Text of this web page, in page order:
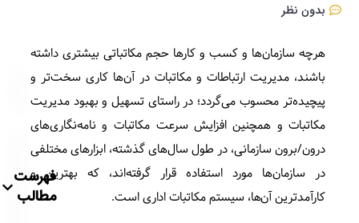
بدون نظر
هرچه سازمان‌‌ها و کسب و کارها حجم مکاتباتی بیشتری داشته
باشند، مدیریت ارتباطات و مکاتبات در آن‌ها کاری سخت‌تر و
پیچیده‌تر محسوب می‌گردد؛ در راستای تسهیل و بهبود مدیریت
مکاتبات و همچنین افزایش سرعت مکاتبات و نامه‌نگاری‌های
درون/برون سازمانی، در طول سال‌های گذشته، ابزارهای مختلفی
در سازمان‌ها مورد استفاده قرار گرفته‌اند، که بهترین و
کارآمدترین آن‌ها، سیستم مکاتبات اداری است.
فهرست
مطالب